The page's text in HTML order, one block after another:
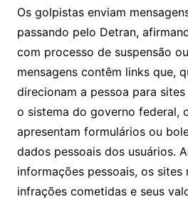
Os golpistas enviam
passando pelo Detran,
com processo de suspensão
mensagens contêm links que,
direcionam a pessoa para
o sistema do governo federal,
apresentam formulários ou
dados pessoais dos usuários.
informações pessoais, os sites
infrações cometidas e seus